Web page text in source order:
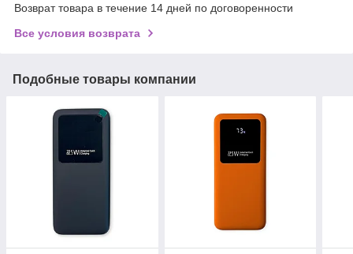
Возврат товара в течение 14 дней по договоренности
Все условия возврата
Подобные товары компании